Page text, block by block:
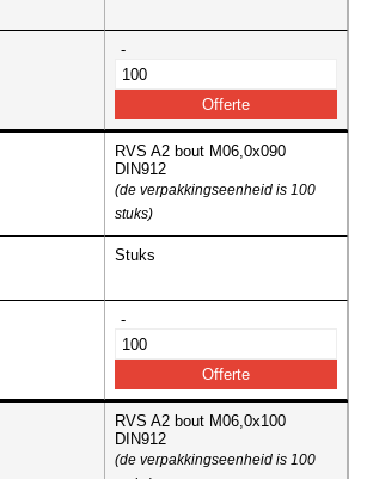
-
RVS A2 bout M06,0x090
DIN912
(de verpakkingseenheid is 100
stuks)
Stuks
-
RVS A2 bout M06,0x100
DIN912
(de verpakkingseenheid is 100